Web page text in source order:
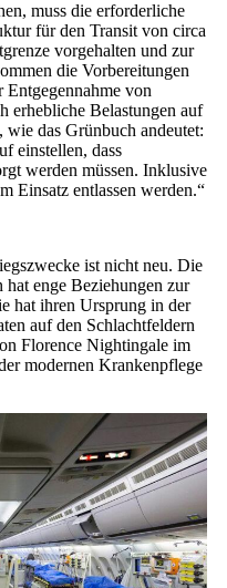
muss die erforderliche
für den Transit von circa
vorgehalten und zur
die Vorbereitungen
von
erhebliche Belastungen auf
wie das Grünbuch andeutet:
einstellen, dass
werden müssen. Inklusive
Einsatz entlassen werden.“
ist nicht neu. Die
enge Beziehungen zur
hat ihren Ursprung in der
auf den Schlachtfeldern
Florence Nightingale im
modernen Krankenpflege